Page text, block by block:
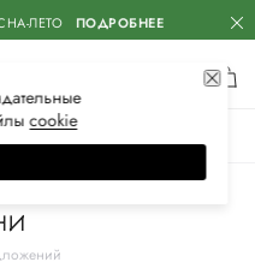
ЛЕТО ПОДРОБНЕЕ
сооkiе